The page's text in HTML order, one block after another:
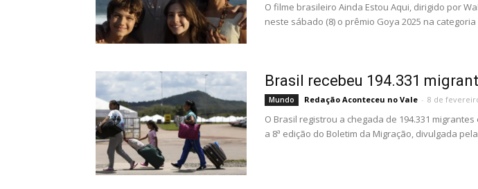
O filme brasileiro Ainda Estou Aqui, dirigido por
neste sábado (8) o prêmio Goya 2025 na
Brasil recebeu 194.331
Mundo Redação Aconteceu no Vale - 8 de
O Brasil registrou a chegada de 194.331 migrantes
a 8ª edição do Boletim da Migração, divulgada